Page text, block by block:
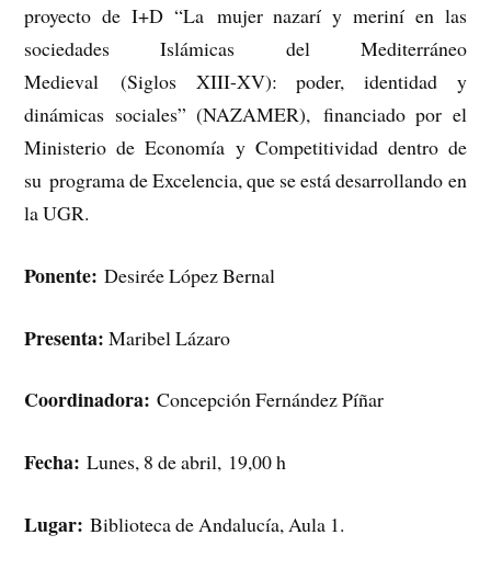
proyecto de I+D “La mujer nazarí y meriní en las
sociedades Islámicas del Mediterráneo
Medieval (Siglos XIII-XV): poder, identidad y
dinámicas sociales” (NAZAMER), financiado por el
Ministerio de Economía y Competitividad dentro de
su programa de Excelencia, que se está desarrollando en
la UGR.
Ponente: Desirée López Bernal
Presenta:Maribel Lázaro
Coordinadora: Concepción Fernández Píñar
Fecha:Lunes, 8 de abril, 19,00 h
Lugar: Biblioteca de Andalucía, Aula 1.